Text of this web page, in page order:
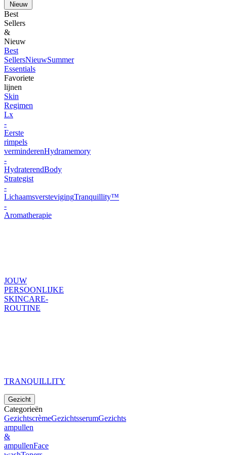
Nieuw
Best
Sellers
&
Nieuw
Best
SellersNieuwSummer
Essentials
Favoriete
lijnen
Skin
Regimen
Lx
-
Eerste
rimpels
verminderenHydramemory
-
HydraterendBody
Strategist
-
LichaamsverstevigingTranquillity™
-
Aromatherapie
JOUW
PERSOONLIJKE
SKINCARE-
ROUTINE
TRANQUILLITY
Gezicht
Categorieën
GezichtscrèmeGezichtsserumGezichts
ampullen
&
ampullenFace